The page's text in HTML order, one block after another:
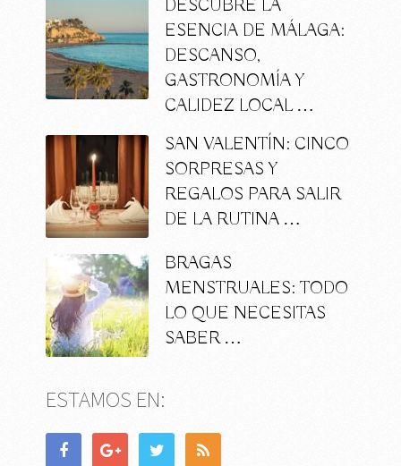
DESCUBRE LA
ESENCIA DE MÁLAGA:
DESCANSO,
GASTRONOMÍA Y
CALIDEZ LOCAL …
SAN VALENTÍN: CINCO
SORPRESAS Y
REGALOS PARA SALIR
DE LA RUTINA …
BRAGAS
MENSTRUALES: TODO
LO QUE NECESITAS
SABER …
ESTAMOS EN: